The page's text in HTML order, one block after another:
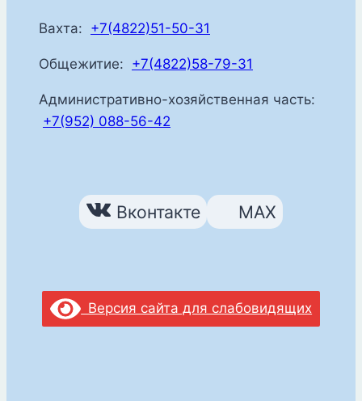
Вахта: +7(4822)51-50-31
Общежитие: +7(4822)58-79-31
Административно-хозяйственная часть:
+7(952) 088-56-42
Вконтакте MAX
Версия сайта для слабовидящих